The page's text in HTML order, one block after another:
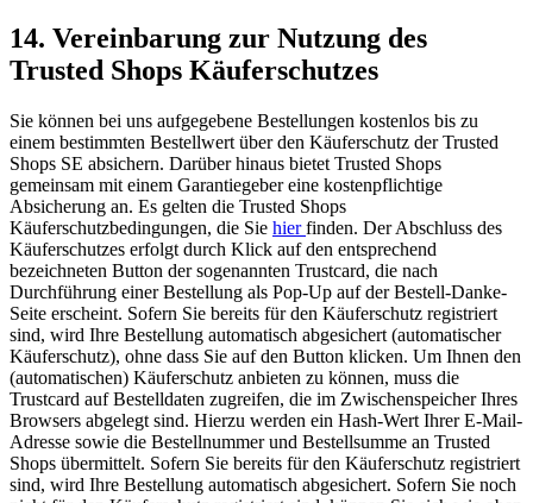
14. Vereinbarung zur Nutzung des
Trusted Shops Käuferschutzes
Sie können bei uns aufgegebene Bestellungen kostenlos bis zu
einem bestimmten Bestellwert über den Käuferschutz der Trusted
Shops SE absichern. Darüber hinaus bietet Trusted Shops
gemeinsam mit einem Garantiegeber eine kostenpflichtige
Absicherung an. Es gelten die Trusted Shops
Käuferschutzbedingungen, die Sie hierfinden. Der Abschluss des
Käuferschutzes erfolgt durch Klick auf den entsprechend
bezeichneten Button der sogenannten Trustcard, die nach
Durchführung einer Bestellung als Pop-Up auf der Bestell-Danke-
Seite erscheint. Sofern Sie bereits für den Käuferschutz registriert
sind, wird Ihre Bestellung automatisch abgesichert (automatischer
Käuferschutz), ohne dass Sie auf den Button klicken. Um Ihnen den
(automatischen) Käuferschutz anbieten zu können, muss die
Trustcard auf Bestelldaten zugreifen, die im Zwischenspeicher Ihres
Browsers abgelegt sind. Hierzu werden ein Hash-Wert Ihrer E-Mail-
Adresse sowie die Bestellnummer und Bestellsumme an Trusted
Shops übermittelt. Sofern Sie bereits für den Käuferschutz registriert
sind, wird Ihre Bestellung automatisch abgesichert. Sofern Sie noch